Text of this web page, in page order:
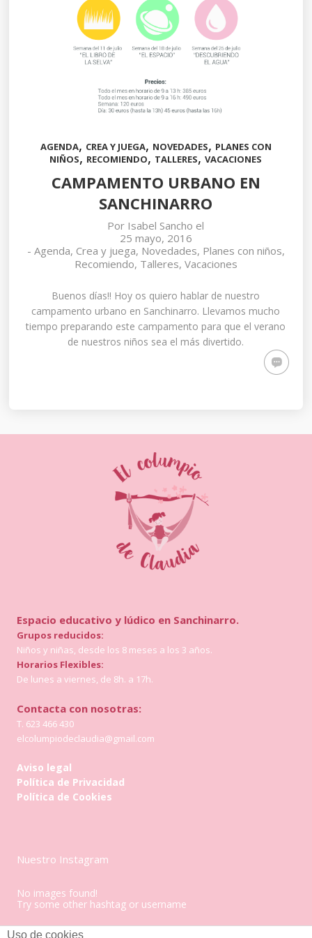
AGENDA, CREA Y JUEGA, NOVEDADES, PLANES CON
NIÑOS, RECOMIENDO, TALLERES,VACACIONES
CAMPAMENTO URBANO EN
SANCHINARRO
Por Isabel Sancho el
25 mayo, 2016
- Agenda, Crea y juega, Novedades, Planes con niños,
Recomiendo, Talleres, Vacaciones
Buenos días!! Hoy os quiero hablar de nuestro
campamento urbano en Sanchinarro. Llevamos mucho
tiempo preparando este campamento para que el verano
de nuestros niños sea el más divertido.
Espacio educativo y lúdico en Sanchinarro.
Grupos reducidos:
Niños y niñas, desde los 8 meses a los 3 años.
Horarios Flexibles:
De lunes a viernes, de 8h. a 17h.
Contacta con nosotras:
T. 623 466 430
elcolumpiodeclaudia@gmail.com
Aviso legal
Política de Privacidad
Política de Cookies
Nuestro Instagram
No images found!
Try some other hashtag or username
Uso de cookies